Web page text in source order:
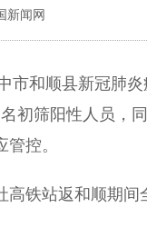
新闻网
和顺县新冠肺炎
初筛阳性人员，
控。
铁站返和顺期间